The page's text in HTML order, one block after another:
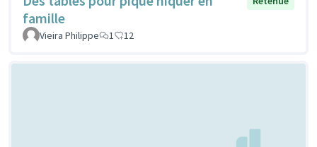
famille
Vieira Philippe 1 12